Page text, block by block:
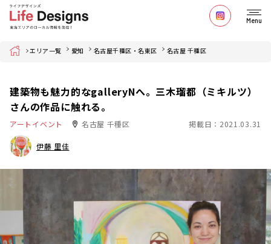
Menu
Home エリア一覧 愛知 名古屋千種区・名東区 名古屋 千種区
建築物も魅力的なgalleryNへ。三木瑠都（ミキルツ）
さんの作品に触れる。
アートイベント 名古屋 千種区 掲載日：2021.03.31
伊藤 里佳